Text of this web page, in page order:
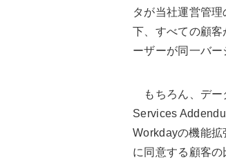
タが当社運営管
下、すべての顧
ーザーが同一バー
もちろん、デー
Services
Workdayの機能
に同意する顧客